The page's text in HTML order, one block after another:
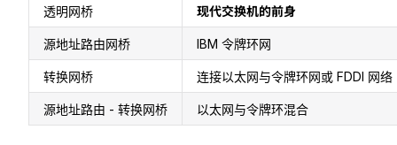
透明网桥 现代交换机的前身
源地址路由网桥 IBM 令牌环网
转换网桥 连接以太网与令牌环网或 FDDI 网络
源地址路由 - 转换网桥 以太网与令牌环混合